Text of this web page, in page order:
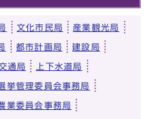
文化市民局 産業観光局
都市計画局 建設局
通局 上下水道局
挙管理委員会事務局
業委員会事務局